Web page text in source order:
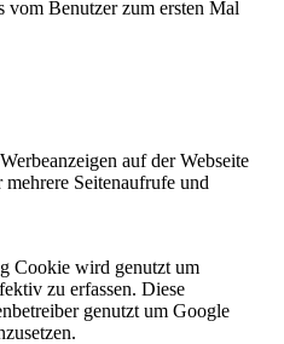
vom Benutzer zum ersten Mal
auf der Webseite
Seitenaufrufe und
Cookie wird genutzt um
zu erfassen. Diese
genutzt um Google